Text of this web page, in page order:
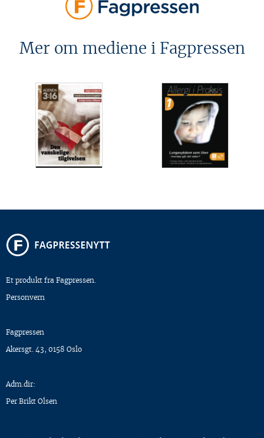
Mer om mediene i Fagpressen
Et produkt fra Fagpressen.
Personvern
Fagpressen
Akersgt. 43, 0158 Oslo
Adm.dir:
Per Brikt Olsen